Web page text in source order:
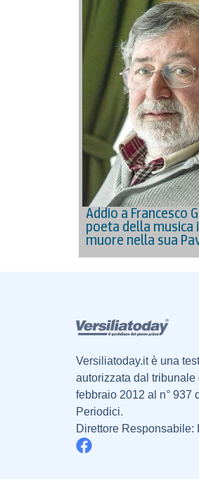
Addio a Francesco
poeta della musica
muore nella sua
Versiliatoday.it è una
autorizzata dal tribunale
febbraio 2012 al n° 937
Periodici.
Direttore Responsabile: